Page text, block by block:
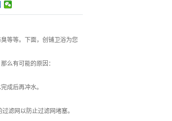
等等。下面，创铺卫浴为您
么有可能的原因：
成后再冲水。
滤网以防止过滤网堵塞。